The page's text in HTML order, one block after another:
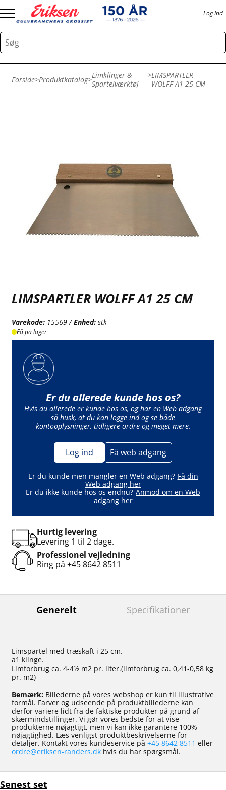
Log ind
Forside>Produktkatalog>Limklinger &
Spartelværktøj
>LIMSPARTLER
WOLFF A1 25 CM
LIMSPARTLER WOLFF A1 25 CM
Varekode: 15569 /Enhed: stk
Få på lager
Er du allerede kunde hos os?
Hvis du allerede er kunde hos os, og har en Web adgang
så husk, at du kan logge ind og se både
kontooplysninger, tidligere ordre og meget mere.
Log ind Få web adgang
Er du kunde men mangler en Web adgang? Få din
Web adgang her
Er du ikke kunde hos os endnu? Anmod om en Web
adgang her
Hurtig levering
Levering 1 til 2 dage.
Professionel vejledning
Ring på +45 8642 8511
Generelt Specifikationer
Limspartel med træskaft i 25 cm.
a1 klinge.
Limforbrug ca. 4-4½ m2 pr. liter.(limforbrug ca. 0,41-0,58 kg
pr. m2)
Bemærk: Billederne på vores webshop er kun til illustrative
formål. Farver og udseende på produktbillederne kan
derfor variere lidt fra de faktiske produkter på grund af
skærmindstillinger. Vi gør vores bedste for at vise
produkterne nøjagtigt, men vi kan ikke garantere 100%
nøjagtighed. Læs venligst produktbeskrivelserne for
detaljer. Kontakt vores kundeservice på +45 8642 8511 eller
ordre@eriksen-randers.dk hvis du har spørgsmål.
Senest set